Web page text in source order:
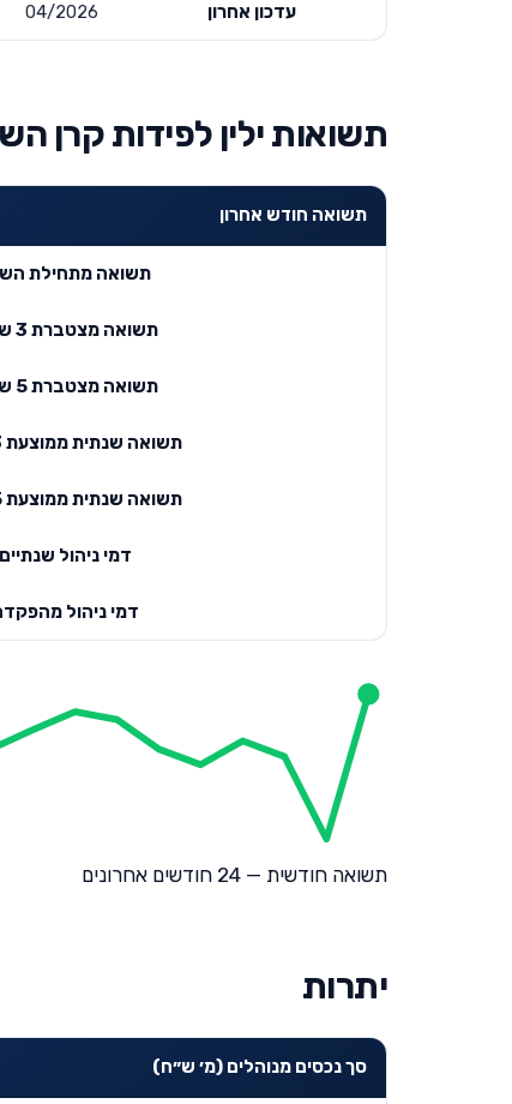
עדכון אחרון 04/2026
תשואות ילין לפידות קרן
תשואה חודש אחרון
תשואה מתחילת
תשואה מצטברת 3 שנים
תשואה מצטברת 5 שנים
תשואה שנתית ממוצעת 3 שנים
תשואה שנתית ממוצעת 5 שנים
דמי ניהול שנתיים
דמי ניהול
תשואה חודשית — 24 חודשים אחרונים
יתרות
סך נכסים מנוהלים (מ׳ ש״ח)